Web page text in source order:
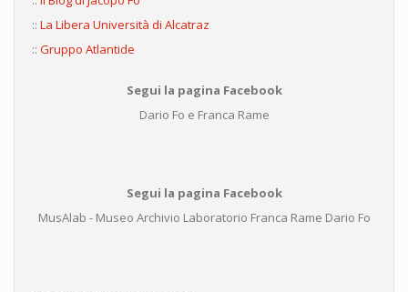
:: La Libera Università di Alcatraz
:: Gruppo Atlantide
Segui la pagina Facebook
Dario Fo e Franca Rame
Segui la pagina Facebook
MusAlab - Museo Archivio Laboratorio Franca Rame Dario Fo